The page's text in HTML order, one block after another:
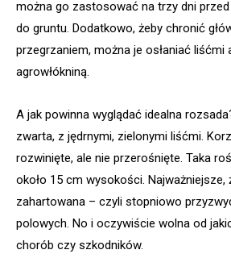
można go zastosować na trzy dni
do gruntu. Dodatkowo, żeby chronić
przegrzaniem, można je osłaniać liśćmi
agrowłókniną.
A jak powinna wyglądać idealna
zwarta, z jędrnymi, zielonymi liśćmi.
rozwinięte, ale nie przerośnięte. Taka
około 15 cm wysokości. Najważniejsze,
zahartowana – czyli stopniowo
polowych. No i oczywiście wolna od
chorób czy szkodników.